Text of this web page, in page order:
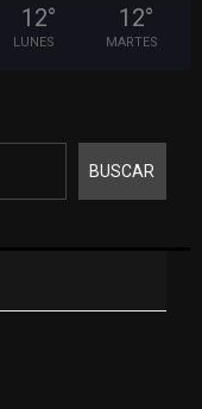
12°
LUNES
12°
MARTES
BUSCAR